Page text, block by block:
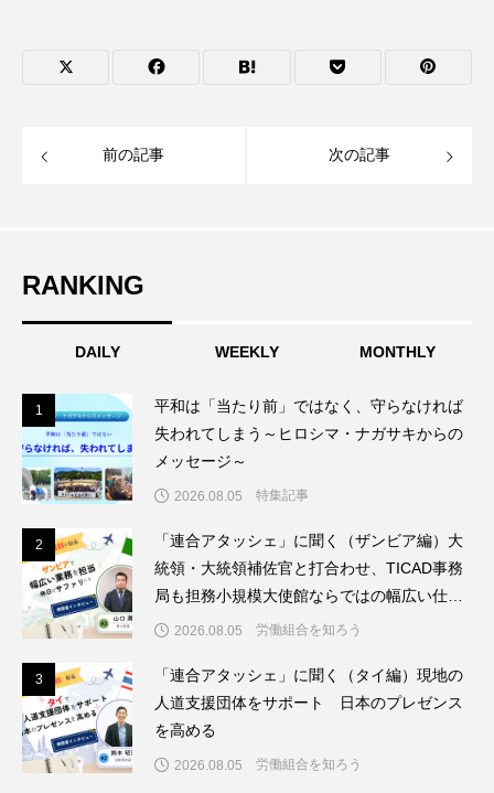
前の記事 次の記事
RANKING
DAILY WEEKLY MONTHLY
1
平和は「当たり前」ではなく、守らなければ
失われてしまう～ヒロシマ・ナガサキからの
メッセージ～
2026.08.05 特集記事
2
「連合アタッシェ」に聞く（ザンビア編）大
統領・大統領補佐官と打合わせ、TICAD事務
局も担務小規模大使館ならではの幅広い仕事
を経験
2026.08.05 労働組合を知ろう
3
「連合アタッシェ」に聞く（タイ編）現地の
人道支援団体をサポート 日本のプレゼンス
を高める
2026.08.05 労働組合を知ろう